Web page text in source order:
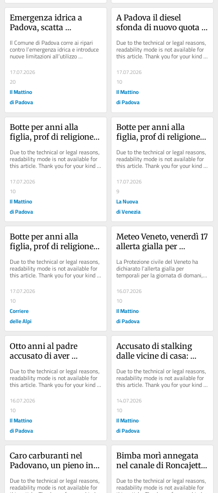
Emergenza idrica a
Padova, scatta
sprechi e limitato l’uso
dell’acqua potabile
Il Comune di Padova corre ai ripari
contro l’emergenza idrica e introduce
nuove limitazioni all’utilizzo
Sergio...
17.07.2026
20
Il Mattino
di Padova
A Padova il diesel
sfonda di nuovo quota 2
aggiornata dei prezzi
Due to the technical or legal reasons,
readability mode is not available for
this article. Thank you for your kind
17.07.2026
10
Il Mattino
di Padova
Botte per anni alla
figlia, prof di religione
Due to the technical or legal reasons,
readability mode is not available for
this article. Thank you for your kind
17.07.2026
10
Il Mattino
di Padova
Botte per anni alla
figlia, prof di religione
Due to the technical or legal reasons,
readability mode is not available for
this article. Thank you for your kind
17.07.2026
9
La Nuova
di Venezia
Botte per anni alla
figlia, prof di religione
Due to the technical or legal reasons,
readability mode is not available for
this article. Thank you for your kind
17.07.2026
10
Corriere
delle Alpi
Meteo Veneto, venerdì 17
allerta gialla per
La Protezione civile del Veneto ha
dichiarato l'allerta gialla per
temporali per la giornata di domani,
venerdì' 17 luglio, sulla montagna...
16.07.2026
10
Il Mattino
di Padova
Otto anni al padre
accusato di aver
della lingua del figlio:
un milione di
Due to the technical or legal reasons,
readability mode is not available for
this article. Thank you for your kind
16.07.2026
10
Il Mattino
di Padova
Accusato di stalking
dalle vicine di casa:
Merz
Due to the technical or legal reasons,
readability mode is not available for
this article. Thank you for your kind
14.07.2026
10
Il Mattino
di Padova
Caro carburanti nel
Padovano, un pieno in
più: ecco dove conviene
Due to the technical or legal reasons,
readability mode is not available for
Bimba morì annegata
nel canale di Roncajette,
non ha colpe
Due to the technical or legal reasons,
readability mode is not available for